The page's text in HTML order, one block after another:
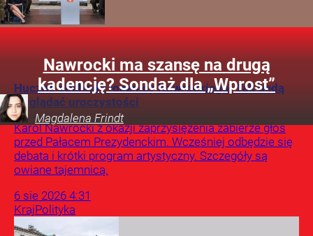
Nawrocki ma szansę na drugą
kadencję? Sondaż dla „Wprost”
Magdalena Frindt
Huczne obchody rocznicy Nawrockiego. Tak będą
wyglądać uroczystości
Karol Nawrocki z okazji zaprzysiężenia zabierze głos
przed Pałacem Prezydenckim. Wcześniej odbędzie się
debata i krótki program artystyczny. Szczegóły są
owiane tajemnicą.
6 sie 2026 4:31
KrajPolityka